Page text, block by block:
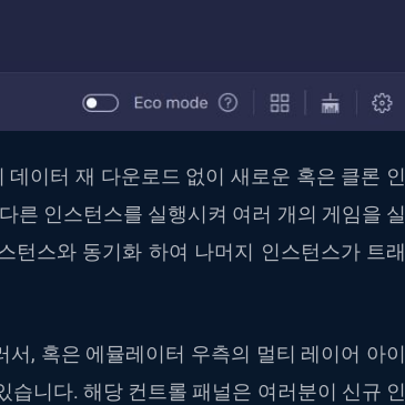
이터 재 다운로드 없이 새로운 혹은 클론 인
른 인스턴스를 실행시켜 여러 개의 게임을 실
턴스와 동기화 하여 나머지 인스턴스가 트래
, 혹은 에뮬레이터 우측의 멀티 레이어 아이
니다. 해당 컨트롤 패널은 여러분이 신규 인